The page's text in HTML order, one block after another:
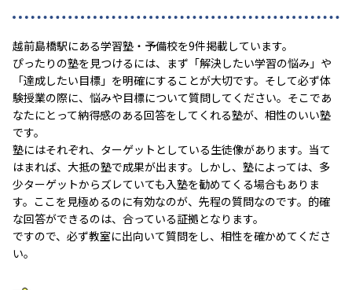
越前島橋駅にある学習塾・予備校を9件掲載しています。
ぴったりの塾を見つけるには、まず「解決したい学習の悩み」や
「達成したい目標」を明確にすることが大切です。そして必ず体
験授業の際に、悩みや目標について質問してください。そこであ
なたにとって納得感のある回答をしてくれる塾が、相性のいい塾
です。
塾にはそれぞれ、ターゲットとしている生徒像があります。当て
はまれば、大抵の塾で成果が出ます。しかし、塾によっては、多
少ターゲットからズレていても入塾を勧めてくる場合もありま
す。ここを見極めるのに有効なのが、先程の質問なのです。的確
な回答ができるのは、合っている証拠となります。
ですので、必ず教室に出向いて質問をし、相性を確かめてくださ
い。